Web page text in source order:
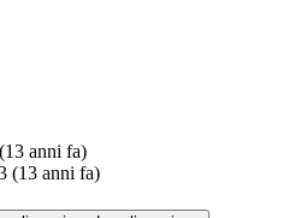
anni fa)
(13 anni fa)